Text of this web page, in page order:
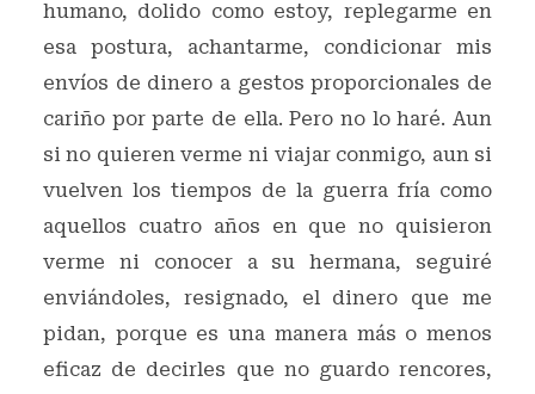
humano, dolido como estoy, replegarme en
esa postura, achantarme, condicionar mis
envíos de dinero a gestos proporcionales de
cariño por parte de ella. Pero no lo haré. Aun
si no quieren verme ni viajar conmigo, aun si
vuelven los tiempos de la guerra fría como
aquellos cuatro años en que no quisieron
verme ni conocer a su hermana, seguiré
enviándoles, resignado, el dinero que me
pidan, porque es una manera más o menos
eficaz de decirles que no guardo rencores,